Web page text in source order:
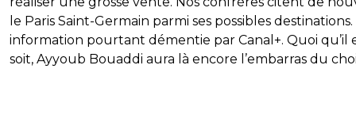
le Paris Saint-Germain parmi ses possibles
information pourtant démentie par Canal+. Quoi qu’il
soit, Ayyoub Bouaddi aura là encore l’embarras du